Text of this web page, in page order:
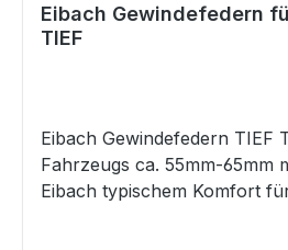
Eibach Gewindefedern
TIEF
Eibach Gewindefedern TIEF
Fahrzeugs ca. 55mm-65mm mit unschlagbarem
Eibach typischem Komfort für